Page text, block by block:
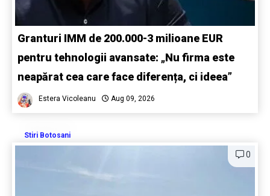
Granturi IMM de 200.000-3 milioane EUR
pentru tehnologii avansate: „Nu firma este
neapărat cea care face diferența, ci ideea”
Estera Vicoleanu Aug 09, 2026
Stiri Botosani
0